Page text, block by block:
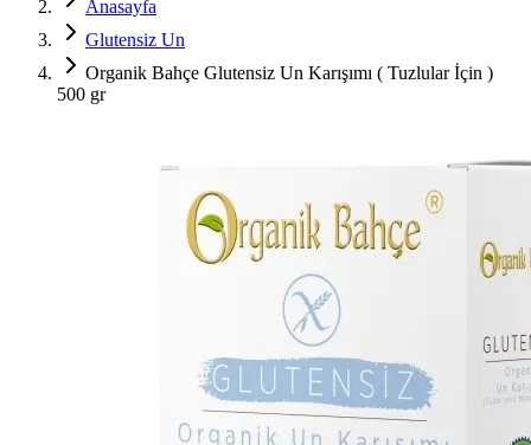
Anasayfa
Glutensiz Un
Organik Bahçe Glutensiz Un Karışımı ( Tuzlular İçin )
500 gr